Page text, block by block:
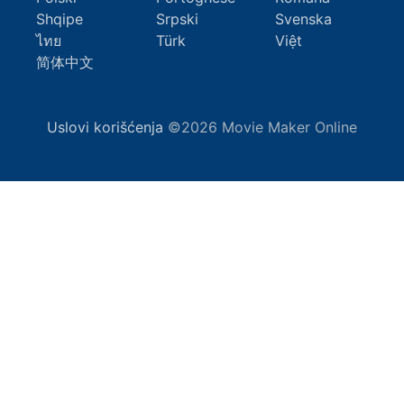
Shqipe
Srpski
Svenska
ไทย
Türk
Việt
简体中文
Uslovi korišćenja ©2026 Movie Maker Online